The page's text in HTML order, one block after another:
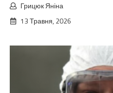
Грицюк Яніна
13 Травня, 2026